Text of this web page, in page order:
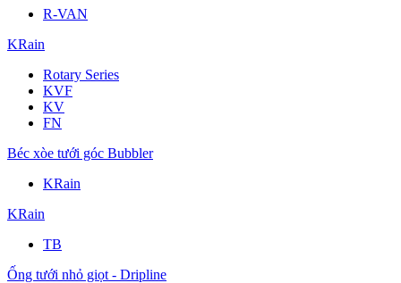
R-VAN
KRain
Rotary Series
KVF
KV
FN
Béc xòe tưới góc Bubbler
KRain
KRain
TB
Ống tưới nhỏ giọt - Dripline